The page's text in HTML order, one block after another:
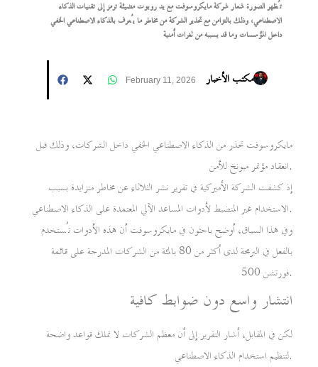
تُظهر الصورة شعار شركة مايكروسوفت مع يد روبوت مضيئة ترمز إلى تقنيات الذكاء
الاصطناعي، وذلك بالتزامن مع تحذير الشركة من مخاطر ما يُعرف بالذكاء الاصطناعي الخفي
داخل المؤسسات وما قد يسببه من ثغرات أمنية
مكتب الأخبار February 11, 2026
مايكروسوفت تحذر من الذكاء الاصطناعي الخفي داخل الشركات، وذلك قبل
انعقاد مؤتمر ميونخ للأمن.
إذ كشفت الشركة الأميركية في تقرير نشر الثلاثاء عن مخاطر متزايدة بسبب
الاستخدام غير المنضبط لأدوات المساعد الآلي المعتمدة على الذكاء الاصطناعي.
وفي هذا السياق، أوضح باحثون في مايكروسوفت أن هذه الأدوات تُستخدم
بالفعل في البرمجة لدى أكثر من 80 بالمئة من الشركات المدرجة على قائمة
فورتشن 500.
انتشار واسع دون ضوابط كافية
لكن في المقابل، أشار التقرير إلى أن معظم الشركات لا تملك قواعد واضحة
لتنظيم استخدام الذكاء الاصطناعي.